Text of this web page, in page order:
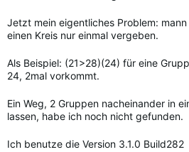
Jetzt mein eigentliches Problem:
einen Kreis nur einmal vergeben.
Als Beispiel: (21>28)(24) für eine
24, 2mal vorkommt.
Ein Weg, 2 Gruppen nacheinander in
lassen, habe ich noch nicht gefunden.
Ich benutze die Version 3.1.0 Build282